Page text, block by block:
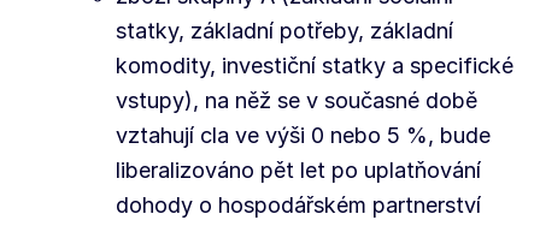
statky, základní potřeby, základní
komodity, investiční statky a specifické
vstupy), na něž se v současné době
vztahují cla ve výši 0 nebo 5 %, bude
liberalizováno pět let po uplatňování
dohody o hospodářském partnerství